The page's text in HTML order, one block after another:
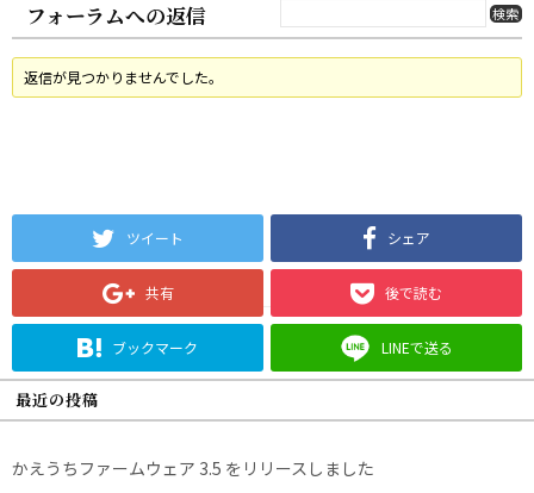
フォーラムへの返信
返信が見つかりませんでした。
ツイート シェア
共有 後で読む
ブックマーク LINEで送る
最近の投稿
かえうちファームウェア 3.5 をリリースしました